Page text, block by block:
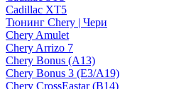
Cadillac XT5
Тюнинг Chery | Чери
Chery Amulet
Chery Arrizo 7
Chery Bonus (A13)
Chery Bonus 3 (E3/A19)
Chery CrossEastar (B14)